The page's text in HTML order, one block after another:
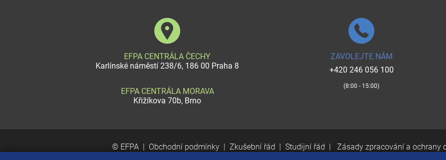
EFPA CENTRÁLA ČECHY
Karlínské náměstí 238/6, 186 00 Praha 8
EFPA CENTRÁLA MORAVA
Křižíkova 70b, Brno
ZAVOLEJTE NÁM
+420 246 056 100
(8:00 - 15:00)
© EFPA Obchodní podmínky Zkušební řád Studijní řád Zásady zpracování a ochrany